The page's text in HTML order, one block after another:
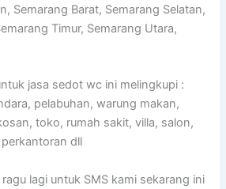
Semarang Barat, Semarang Selatan,
Timur, Semarang Utara,
jasa sedot wc ini melingkupi :
pelabuhan, warung makan,
toko, rumah sakit, villa, salon,
dll
lagi untuk SMS kami sekarang ini